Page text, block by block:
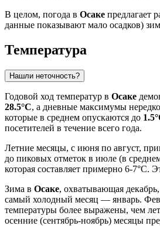
В целом, погода в Осаке предлагает
данные показывают мало осадков)
Температура
Нашли неточность?
Годовой ход температур в Осаке
28.5°C, а дневные максимумы
которые в среднем опускаются до
посетителей в течение всего года.
Летние месяцы, с июня по август,
до пиковых отметок в июле (в
которая составляет примерно 6-7°C.
Зима в Осаке, охватывающая
самый холодный месяц — январь.
температуры более выражены, чем
осенние (сентябрь-ноябрь) месяцы